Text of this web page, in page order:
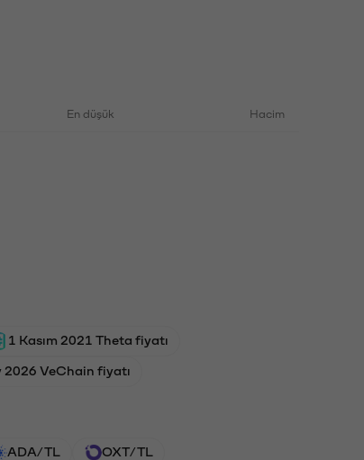
En düşük Hacim
1 Kasım 2021 Theta fiyatı
2026 VeChain fiyatı
ADA/TL OXT/TL